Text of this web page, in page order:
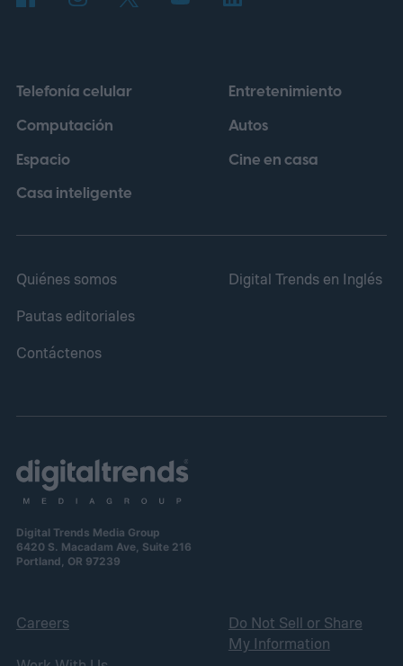
Telefonía celular
Computación
Espacio
Casa inteligente
Entretenimiento
Autos
Cine en casa
Quiénes somos
Pautas editoriales
Contáctenos
Digital Trends en Inglés
Digital Trends Media Group
6420 S. Macadam Ave, Suite 216
Portland, OR 97239
Careers
Do Not Sell or Share
My Information